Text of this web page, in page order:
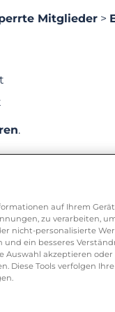
HÄUFIG
Mitglieder >
.
blockiert
die dein Profil
Eine
auf Ihrem
zu verarbeiten,
nicht-personalisierte
ein besseres
akzeptieren
Diese Tools verfolgen